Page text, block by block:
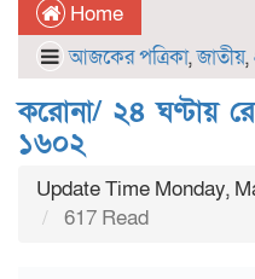
Home
আজকের পত্রিকা,জাতীয়,
করোনা/ ২৪ ঘণ্টায়
১৬০২
Update Time Monday,
617 Read